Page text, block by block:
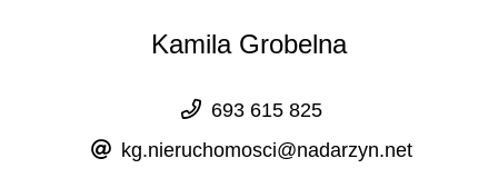
Kamila Grobelna
693 615 825
kg.nieruchomosci@nadarzyn.net